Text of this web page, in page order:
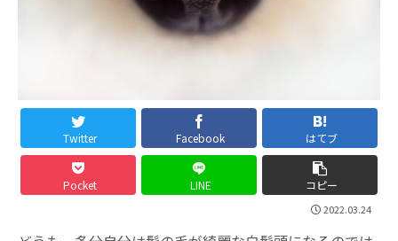
Twitter Facebook はてブ
Pocket LINE コピー
2022.03.24